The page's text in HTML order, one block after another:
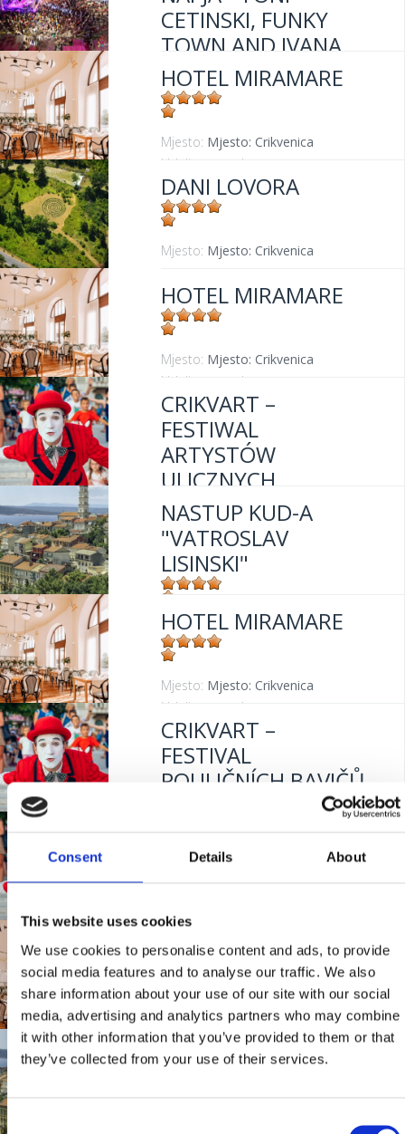
Consent Details About
This website uses cookies
We use cookies to personalise content and ads, to provide
social media features and to analyse our traffic. We also
share information about your use of our site with our social
media, advertising and analytics partners who may combine
it with other information that you’ve provided to them or that
they’ve collected from your use of their services.
Consent
2023."
Mjesto:Mjesto: Crikvenica
CETINSKI, FUNKY
TOWN AND IVANA
KINDL
Mjesto: Mjesto: Crikvenica
HOTEL MIRAMARE
Mjesto: Mjesto: Crikvenica
Udaljenost od mora:
DANI LOVORA
Mjesto: Mjesto: Crikvenica
HOTEL MIRAMARE
Mjesto: Mjesto: Crikvenica
Udaljenost od mora:
CRIKVART –
FESTIWAL
ARTYSTÓW
ULICZNYCH
Mjesto: Mjesto: Crikvenica
NASTUP KUD-A
"VATROSLAV
LISINSKI"
Mjesto: Mjesto: Crikvenica
HOTEL MIRAMARE
Mjesto: Mjesto: Crikvenica
Udaljenost od mora:
CRIKVART –
FESTIVAL
POULIČNÍCH BAVIČŮ
HOTEL MIRAMARE
Mjesto:Mjesto: Crikvenica
Udaljenost od mora:30 m
CELEBRATION OF